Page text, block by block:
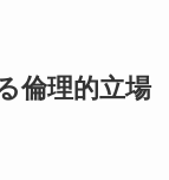
倫理的立場